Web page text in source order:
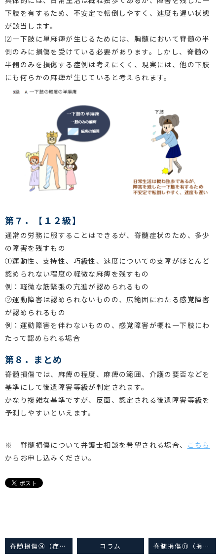
下肢を有するため、不安定で転倒しやすく、速度も遅い状態
が該当します。
⑵一下肢に単麻痺が生じるためには、胸髄において脊髄の半
側のみに損傷を受けている必要があります。しかし、脊髄の
半側のみを損傷する症例は考えにくく、現実には、他の下肢
にも何らかの麻痺が生じていると考えられます。
第７．【１２級】
通常の労務に服することはできるが、脊髄症状のため、多少
の障害を残すもの
①運動性、支持性、巧級性、速度についての支障がほとんど
認められない程度の軽微な麻痺を残すもの
例：軽微な筋緊張の亢進が認められるもの
②運動障害は認められないものの、広範囲にわたる感覚障害
が認められるもの
例：運動障害を伴わないものの、感覚障害が概ね一下肢にわ
たって認められる場合
第８．まとめ
脊髄損傷では、麻痺の程度、麻痺の範囲、介護の要否などを
基準にして後遺障害等級が判定されます。
かなり複雑な基準ですが、反面、認定される後遺障害等級を
予測しやすいといえます。
※ 脊髄損傷について弁護士相談を希望される場合、
こちら
からお申し込みください。
脊髄損傷⑨（症状固定） コラム 脊髄損傷⑪（損害項目）